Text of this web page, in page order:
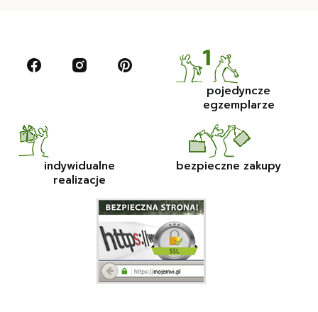
pojedyncze
egzemplarze
indywidualne
realizacje
bezpieczne zakupy